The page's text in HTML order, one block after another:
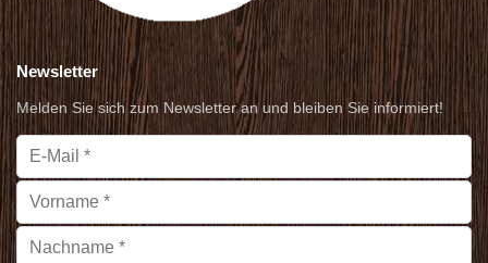
Newsletter
Melden Sie sich zum Newsletter an und bleiben Sie informiert!